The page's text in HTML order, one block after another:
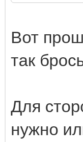
Вот
так
Для
нужно